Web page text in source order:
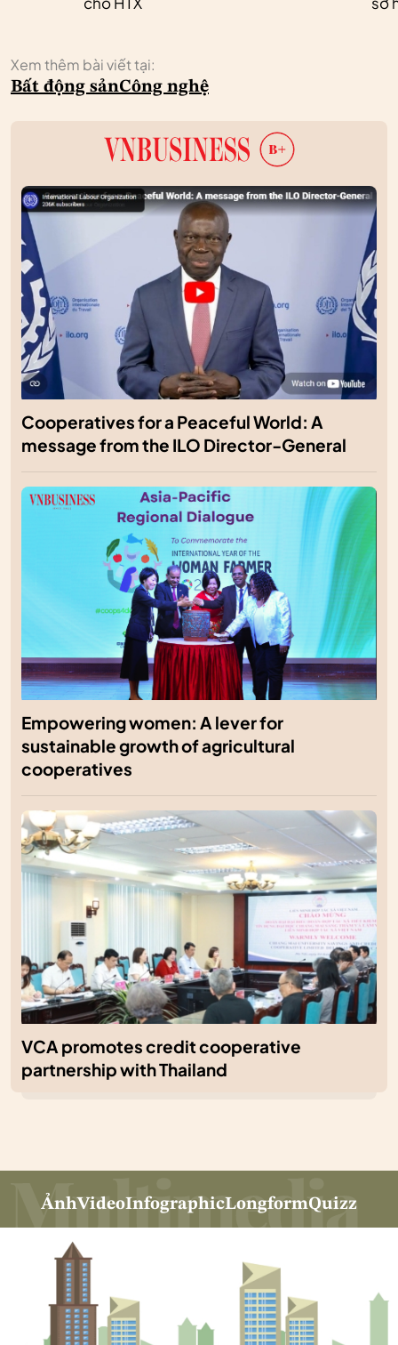
Xem thêm bài viết tại:
Bất động sảnCông nghệ
Cooperatives for a Peaceful World: A
message from the ILO Director-General
Empowering women: A lever for
sustainable growth of agricultural
cooperatives
VCA promotes credit cooperative
partnership with Thailand
ẢnhVideoInfographicLongformQuizz